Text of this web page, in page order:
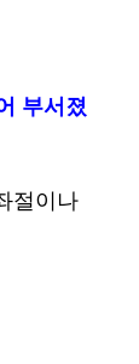
부서졌
절이나